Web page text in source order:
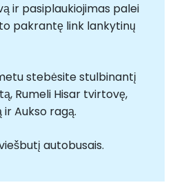
ir pasiplaukiojimas palei
pakrantę link lankytinų
stebėsite stulbinantį
Rumeli Hisar tvirtovę,
Aukso ragą.
autobusais.